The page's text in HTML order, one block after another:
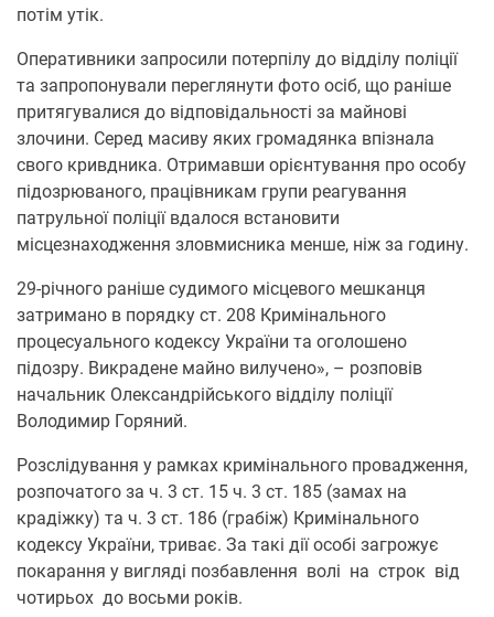
потім утік.
Оперативники запросили потерпілу до відділу поліції
та запропонували переглянути фото осіб, що раніше
притягувалися до відповідальності за майнові
злочини. Серед масиву яких громадянка впізнала
свого кривдника. Отримавши орієнтування про особу
підозрюваного, працівникам групи реагування
патрульної поліції вдалося встановити
місцезнаходження зловмисника менше, ніж за годину.
29-річного раніше судимого місцевого мешканця
затримано в порядку ст. 208 Кримінального
процесуального кодексу України та оголошено
підозру. Викрадене майно вилучено», – розповів
начальник Олександрійського відділу поліції
Володимир Горяний.
Розслідування у рамках кримінального провадження,
розпочатого за ч. 3 ст. 15 ч. 3 ст. 185 (замах на
крадіжку) та ч. 3 ст. 186 (грабіж) Кримінального
кодексу України, триває. За такі дії особі загрожує
покарання у вигляді позбавлення волі на строк від
чотирьох до восьми років.